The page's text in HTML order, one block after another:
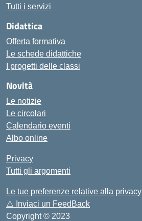
Tutti i servizi
Didattica
Offerta formativa
Le schede didattiche
I progetti delle classi
Novità
Le notizie
Le circolari
Calendario eventi
Albo online
Privacy
Tutti gli argomenti
Le tue preferenze relative alla privacy
⚠️ Inviaci un FeedBack
Copyright © 2023